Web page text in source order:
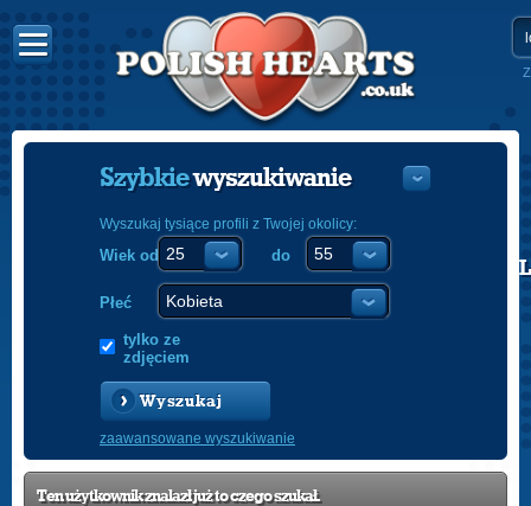
POLISH
Szybkiewyszukiwanie
Wyszukaj tysiące profili z Twojej okolicy:
Wiek od do
Płeć
tylko ze
zdjęciem
Wyszukaj
zaawansowane wyszukiwanie
Ten użytkownik znalazł już to czego szukał.